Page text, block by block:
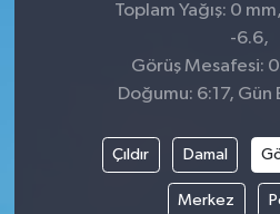
Toplam Yağış: 0
-6.6,
Görüş Mesafesi:
Doğumu: 6:17, Gün
Çıldır Damal
Merkez